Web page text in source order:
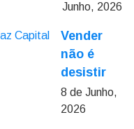
Junho, 2026
Vender
não é
desistir
8 de Junho,
2026